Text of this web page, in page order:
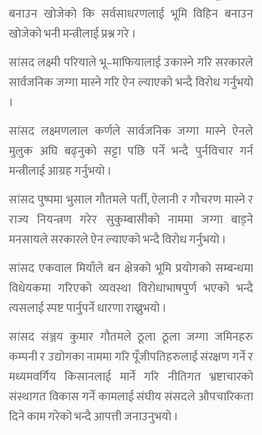
बनाउन खोजेको कि सर्वसाधरणलाई भूमि विहिन बनाउन
खोजेको भनी मन्त्रीलाई प्रश्न गरे ।
सांसद लक्ष्मी परियाले भू–माफियालाई उकास्ने गरि सरकारले
सार्वजनिक जग्गा मास्ने गरि ऐन ल्याएको भन्दै विरोध गर्नुभयो
।
सांसद लक्ष्मणलाल कर्णले सार्वजनिक जग्गा मास्ने ऐनले
मुलुक अघि बढ्नुको सट्टा पछि पर्ने भन्दै पुर्नविचार गर्न
मन्त्रीलाई आग्रह गर्नुभयो ।
सांसद पुष्पमा भुसाल गौतमले पर्ती, ऐलानी र गौचरण मास्ने र
राज्य नियन्त्रण गरेर सुकुम्बासीको नाममा जग्गा बाड्ने
मनसायले सरकारले ऐन ल्याएको भन्दै विरोध गर्नुभयो ।
सांसद एकवाल मियाँले बन क्षेत्रको भूमि प्रयोगको सम्बन्धमा
विधेयकमा गरिएको व्यवस्था विरोधाभाषपुर्ण भएको भन्दै
त्यसलाई स्पष्ट पार्नुपर्ने धारणा राख्नुभयो ।
सांसद संञ्जय कुमार गौतमले ठूला ठूला जग्गा जमिनहरु
कम्पनी र उद्योगका नाममा गरि पूँजीपतिहरुलाई संरक्षण गर्ने र
मध्यमवर्गिय किसानलाई मार्ने गरि नीतिगत भ्रष्टाचारको
संस्थागत विकास गर्ने कामलाई संघीय संसदले औपचारिकता
दिने काम गरेको भन्दै आपत्ती जनाउनुभयो ।